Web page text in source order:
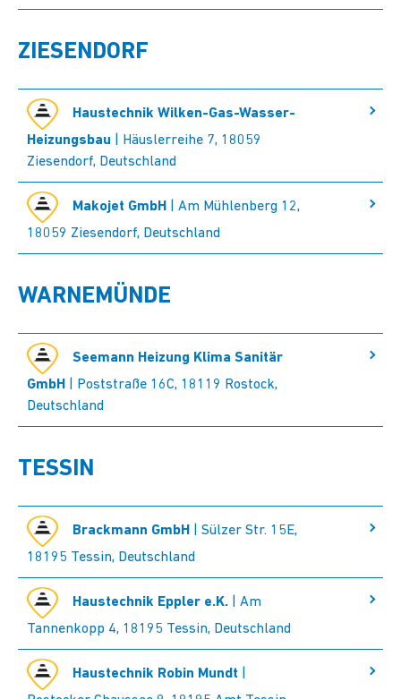
ZIESENDORF
Haustechnik Wilken-Gas-Wasser-
Heizungsbau | Häuslerreihe 7, 18059
Ziesendorf, Deutschland
Makojet GmbH | Am Mühlenberg 12,
18059 Ziesendorf, Deutschland
WARNEMÜNDE
Seemann Heizung Klima Sanitär
GmbH
| Poststraße 16C, 18119 Rostock,
Deutschland
TESSIN
Brackmann GmbH | Sülzer Str. 15E,
18195 Tessin, Deutschland
Haustechnik Eppler e.K. | Am
Tannenkopp 4, 18195 Tessin, Deutschland
Haustechnik Robin Mundt